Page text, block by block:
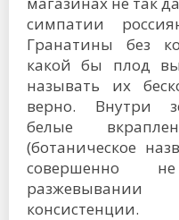
симпатии
Гранатины без
какой бы плод
называть их
верно. Внутри
белые
(ботаническое
совершенно
консистенции.